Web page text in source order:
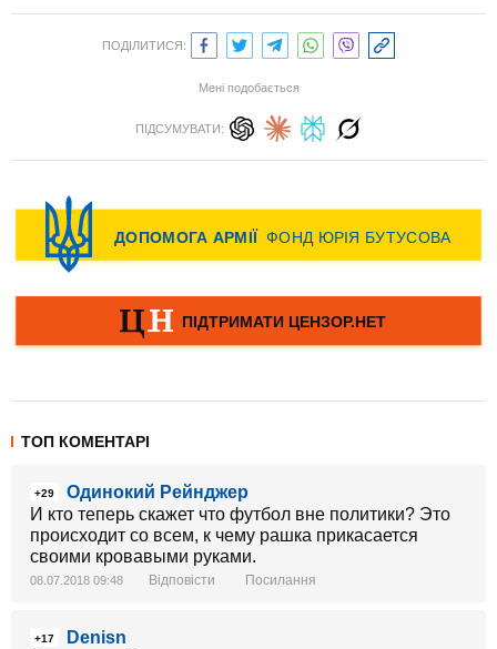
ПОДІЛИТИСЯ:
Мені подобається
ПІДСУМУВАТИ:
ТОП КОМЕНТАРІ
+29
Одинокий Рейнджер
И кто теперь скажет что футбол вне политики? Это
происходит со всем, к чему рашка прикасается
своими кровавыми руками.
08.07.2018 09:48 Відповісти Посилання
+17
Denisn